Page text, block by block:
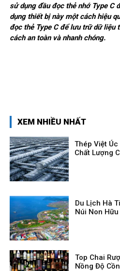
sử dụng đầu đọc thẻ nhớ Type C
dụng thiết bị này một cách hiệu
đọc thẻ Type C để lưu trữ dữ liệu
cách an toàn và nhanh chóng.
XEM NHIỀU NHẤT
Thép Việt
Chất Lượng
Du Lịch Hà
Núi Non
Top Chai
Nồng Độ